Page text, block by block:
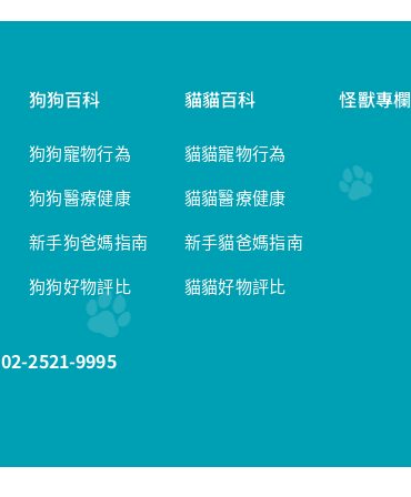
狗狗百科
狗狗寵物行為
狗狗醫療健康
新手狗爸媽指南
狗狗好物評比
貓貓百科
貓貓寵物行為
貓貓醫療健康
新手貓爸媽指南
貓貓好物評比
怪獸專欄
02-2521-9995